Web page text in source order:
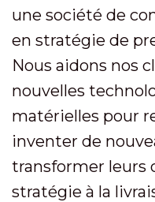
une société de
en stratégie de
Nous aidons nos
nouvelles
matérielles pour
inventer de
transformer leurs
stratégie à la